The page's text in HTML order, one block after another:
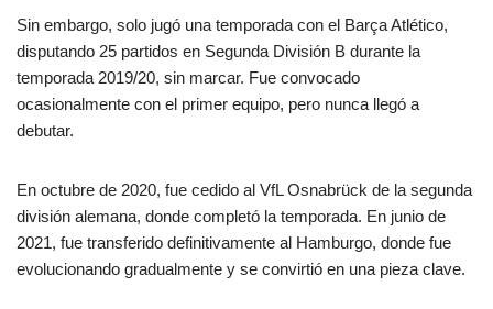
Sin embargo, solo jugó una temporada con el Barça Atlético,
disputando 25 partidos en Segunda División B durante la
temporada 2019/20, sin marcar. Fue convocado
ocasionalmente con el primer equipo, pero nunca llegó a
debutar.
En octubre de 2020, fue cedido al VfL Osnabrück de la segunda
división alemana, donde completó la temporada. En junio de
2021, fue transferido definitivamente al Hamburgo, donde fue
evolucionando gradualmente y se convirtió en una pieza clave.